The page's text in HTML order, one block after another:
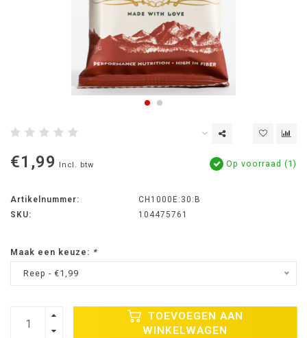
€1,99 Incl. btw Op voorraad (1)
Artikelnummer:
CH1000E:30:B
SKU:
104475761
Maak een keuze: *
Reep - €1,99
TOEVOEGEN AAN
WINKELWAGEN